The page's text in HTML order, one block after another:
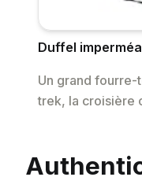
Duffel
Un grand
trek, la croisière